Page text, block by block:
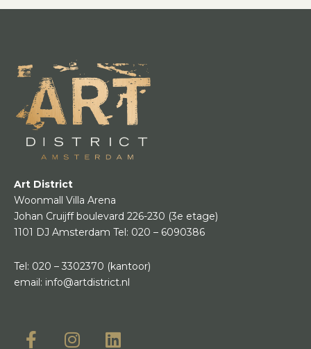
Art District
Woonmall Villa Arena
Johan Cruijff boulevard 226-230 (3e etage)
1101 DJ Amsterdam Tel: 020 – 6090386
Tel: 020 – 3302370 (kantoor)
email: info@artdistrict.nl